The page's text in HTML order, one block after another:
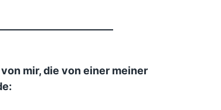
mir, die von einer meiner